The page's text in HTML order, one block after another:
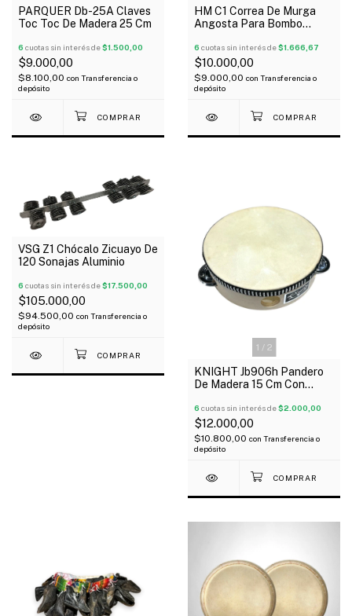
PARQUER Db-25A Claves
Toc Toc De Madera 25 Cm
6 cuotas sin interés de$1.500,00
$9.000,00
$8.100,00 con Transferencia o
depósito
HM C1 Correa De Murga
Angosta Para Bombo
6 cuotas sin interés de$1.666,67
$10.000,00
$9.000,00 con Transferencia o
depósito
VSG Z1 Chócalo Zicuayo De
120 Sonajas Aluminio
6 cuotas sin interés de$17.500,00
$105.000,00
$94.500,00 con Transferencia o
depósito
1 / 2
KNIGHT Jb906h Pandero
De Madera 15 Cm Con
6 cuotas sin interés de$2.000,00
$12.000,00
$10.800,00 con Transferencia o
depósito